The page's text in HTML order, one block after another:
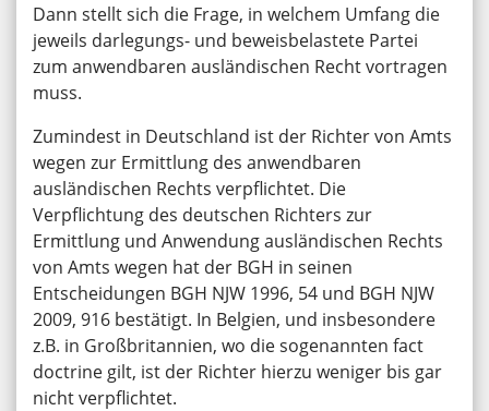
Dann stellt sich die Frage, in welchem Umfang die
jeweils darlegungs- und beweisbelastete Partei
zum anwendbaren ausländischen Recht vortragen
muss.
Zumindest in Deutschland ist der Richter von Amts
wegen zur Ermittlung des anwendbaren
ausländischen Rechts verpflichtet. Die
Verpflichtung des deutschen Richters zur
Ermittlung und Anwendung ausländischen Rechts
von Amts wegen hat der BGH in seinen
Entscheidungen BGH NJW 1996, 54 und BGH NJW
2009, 916 bestätigt. In Belgien, und insbesondere
z.B. in Großbritannien, wo die sogenannten fact
doctrine gilt, ist der Richter hierzu weniger bis gar
nicht verpflichtet.